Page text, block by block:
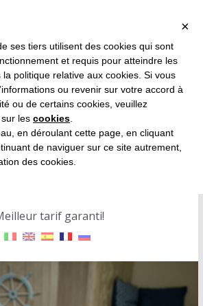
Airport
tarif garanti!
×
ses tiers utilisent des cookies qui sont
et requis pour atteindre les
politique relative aux cookies. Si vous
ou revenir sur votre accord à
ou de certains cookies, veuillez
les cookies
en déroulant cette page, en cliquant
de naviguer sur ce site autrement,
des cookies.